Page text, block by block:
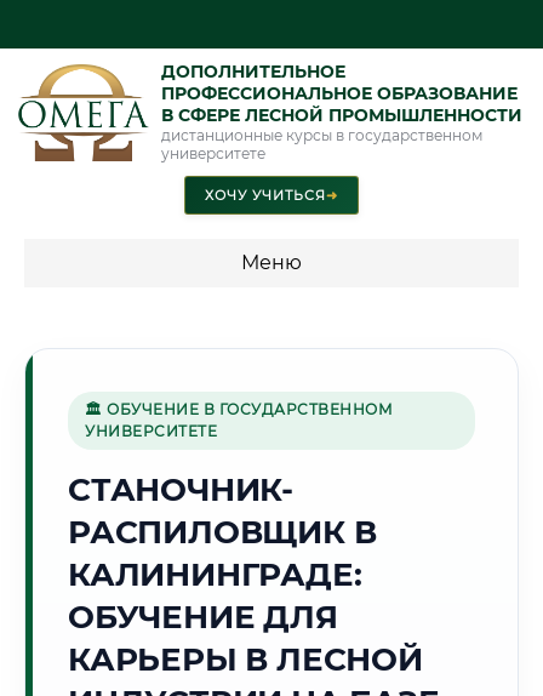
ДОПОЛНИТЕЛЬНОЕ
ПРОФЕССИОНАЛЬНОЕ ОБРАЗОВАНИЕ
В СФЕРЕ ЛЕСНОЙ ПРОМЫШЛЕННОСТИ
дистанционные курсы в государственном
университете
ХОЧУ УЧИТЬСЯ➜
Меню
промышленность"
🌊
Г. КАЛИНИНГРАД
Точное местное время:
15:08:38
Воскресенье, 9 Августа
🏛 ОБУЧЕНИЕ В ГОСУДАРСТВЕННОМ
УНИВЕРСИТЕТЕ
СТАНОЧНИК-
РАСПИЛОВЩИК В
КАЛИНИНГРАДЕ:
ОБУЧЕНИЕ ДЛЯ
КАРЬЕРЫ В ЛЕСНОЙ